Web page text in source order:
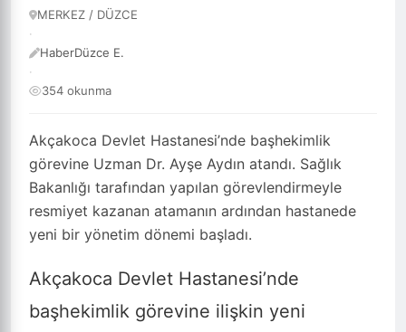
Akçakoca Devlet Hastanesi’nde başhekimlik
görevine Uzman Dr. Ayşe Aydın atandı. Sağlık
Bakanlığı tarafından yapılan görevlendirmeyle
resmiyet kazanan atamanın ardından hastanede
yeni bir yönetim dönemi başladı.
MERKEZ / DÜZCE
·
HaberDüzce E.
·
354 okunma
Akçakoca Devlet Hastanesi’nde
başhekimlik görevine ilişkin yeni